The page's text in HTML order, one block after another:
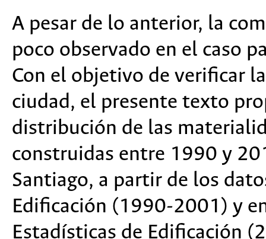
A pesar de lo anterior, la
poco observado en el caso
Con el objetivo de verificar
ciudad, el presente texto
distribución de las
construidas entre 1990 y
Santiago, a partir de los
Edificación (1990-2001) y
Estadísticas de Edificación